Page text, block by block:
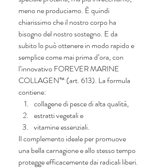
meno ne produciamo. È quindi
chiarissimo che il nostro corpo ha
bisogno del nostro sostegno. E da
subito lo può ottenere in modo rapido e
semplice come mai prima d’ora, con
l’innovativo FOREVER MARINE
COLLAGEN™ (art. 613). La formula
contiene:
collagene di pesce di alta qualità,
estratti vegetali e
vitamine essenziali.
Il complemento ideale per promuove
una bella carnagione e allo stesso tempo
protegge efficacemente dai radicali liberi.